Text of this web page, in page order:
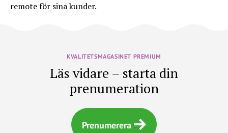
remote för sina kunder.
KVALITETSMAGASINET PREMIUM
Läs vidare – starta din
prenumeration
Prenumerera